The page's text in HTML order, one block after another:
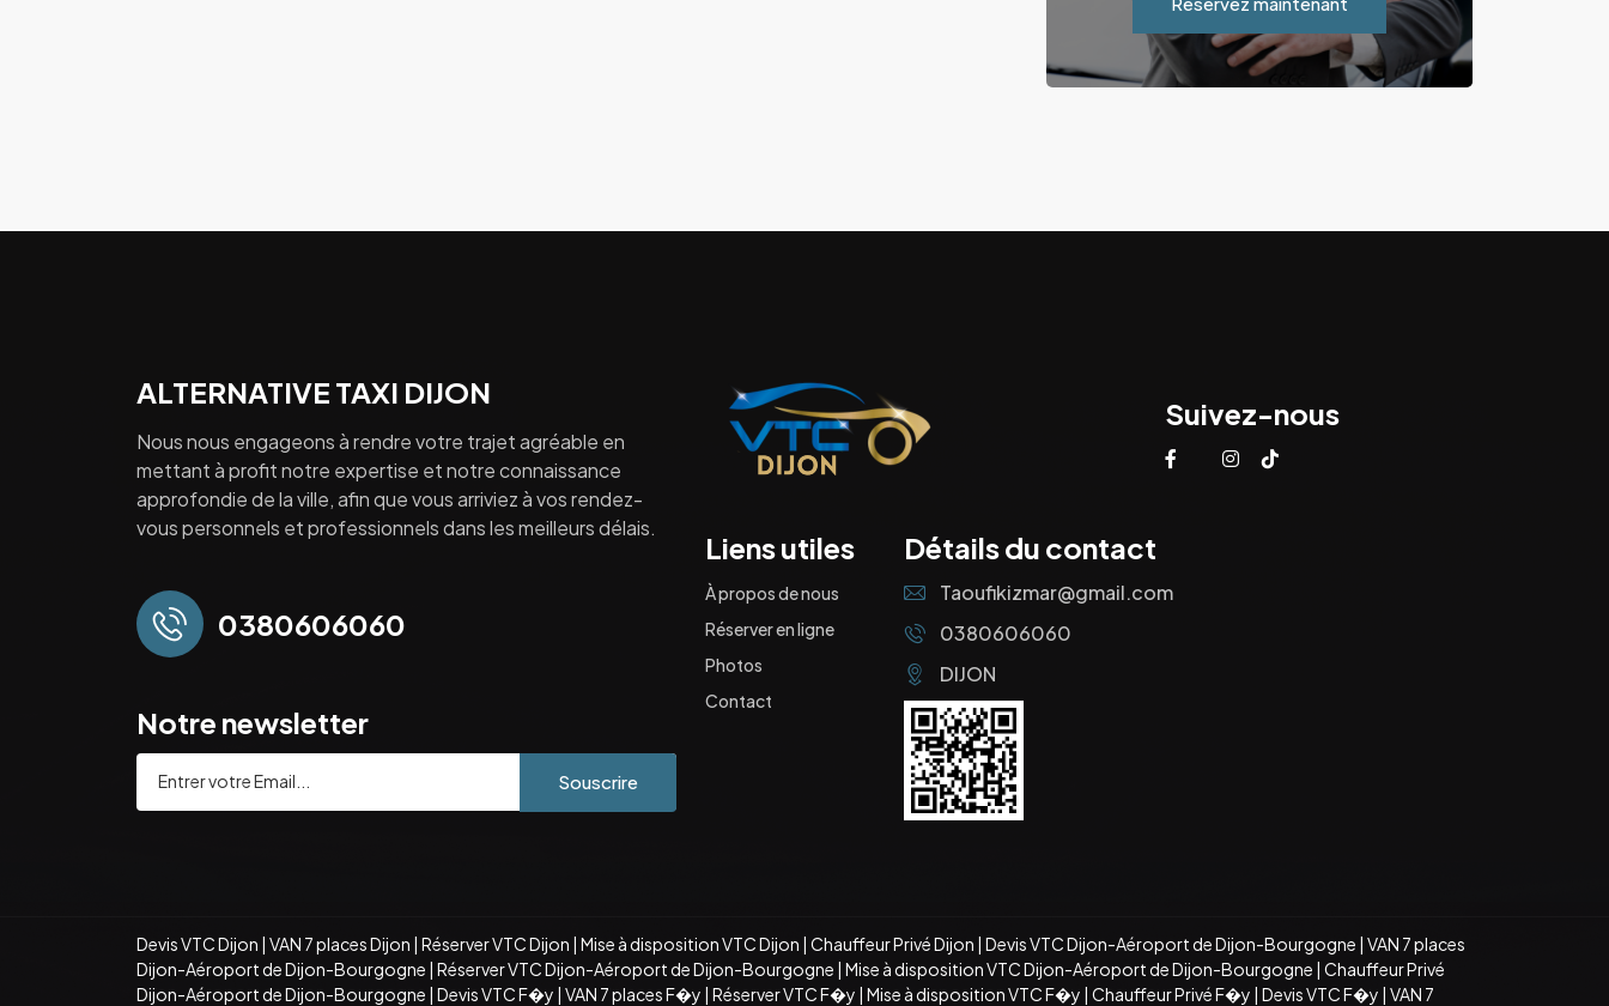
ALTERNATIVE TAXI DIJON
Nous nous engageons à rendre votre trajet agréable en
mettant à profit notre expertise et notre connaissance
approfondie de la ville, afin que vous arriviez à vos rendez-
vous personnels et professionnels dans les meilleurs délais.
0380606060
Notre newsletter
Souscrire
Suivez-nous
Liens utiles
À propos de nous
Réserver en ligne
Photos
Contact
Détails du contact
Taoufikizmar@gmail.com
0380606060
DIJON
Devis VTC Dijon | VAN 7 places Dijon | Réserver VTC Dijon | Mise à disposition VTC Dijon | Chauffeur Privé Dijon | Devis VTC Dijon-Aéroport de Dijon-Bourgogne | VAN 7 places
Dijon-Aéroport de Dijon-Bourgogne | Réserver VTC Dijon-Aéroport de Dijon-Bourgogne | Mise à disposition VTC Dijon-Aéroport de Dijon-Bourgogne | Chauffeur Privé
Dijon-Aéroport de Dijon-Bourgogne | Devis VTC F�y | VAN 7 places F�y | Réserver VTC F�y | Mise à disposition VTC F�y | Chauffeur Privé F�y | Devis VTC F�y | VAN 7